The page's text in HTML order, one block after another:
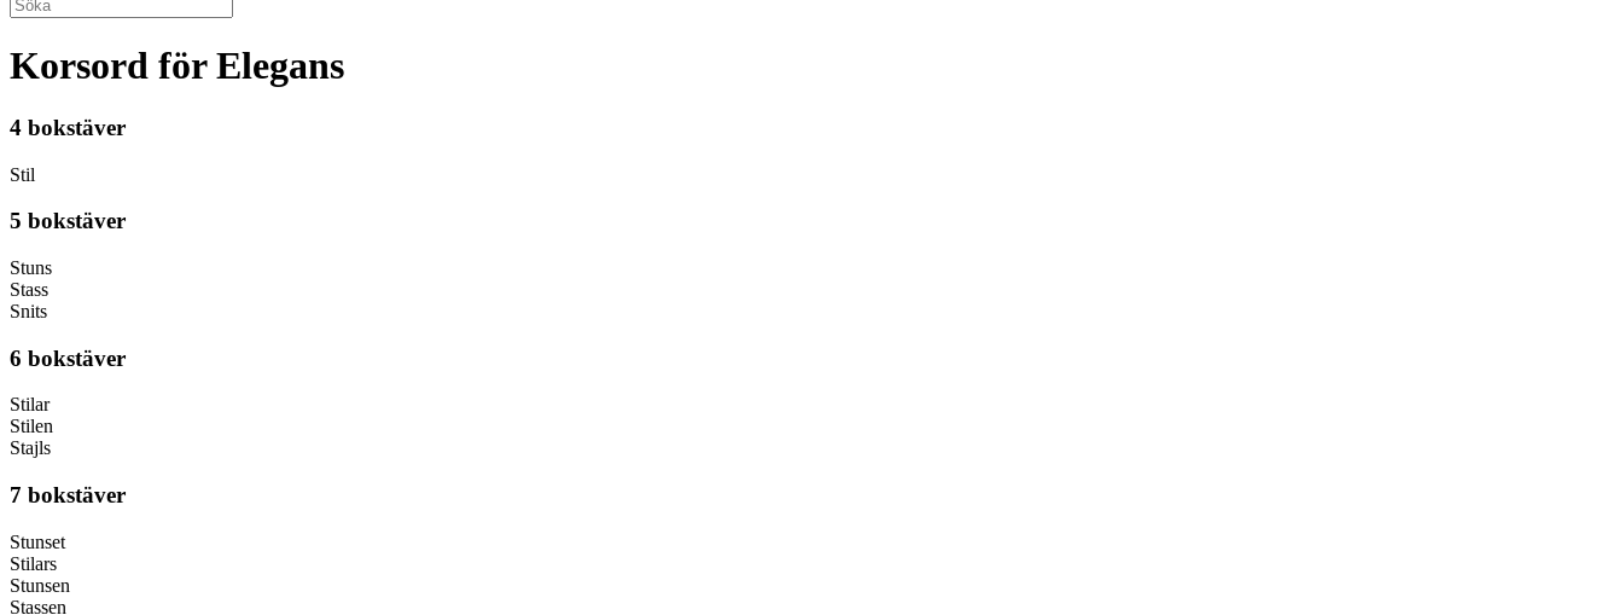
Korsord för Elegans
4 bokstäver
Stil
5 bokstäver
Stuns
Stass
Snits
6 bokstäver
Stilar
Stilen
Stajls
7 bokstäver
Stunset
Stilars
Stunsen
Stassen